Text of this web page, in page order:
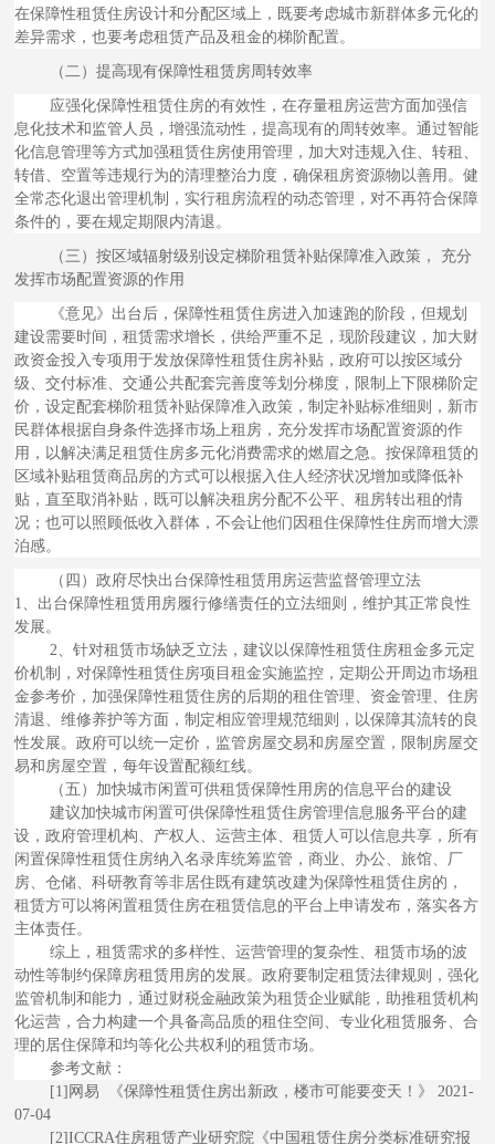
在保障性租赁住房设计和分配区域上，既要考虑城市新群体多元化的
差异需求，也要考虑租赁产品及租金的梯阶配置。
（二）提高现有保障性租赁房周转效率
应强化保障性租赁住房的有效性，在存量租房运营方面加强信
息化技术和监管人员，增强流动性，提高现有的周转效率。通过智能
化信息管理等方式加强租赁住房使用管理，加大对违规入住、转租、
转借、空置等违规行为的清理整治力度，确保租房资源物以善用。健
全常态化退出管理机制，实行租房流程的动态管理，对不再符合保障
条件的，要在规定期限内清退。
（三）按区域辐射级别设定梯阶租赁补贴保障准入政策， 充分
发挥市场配置资源的作用
《意见》出台后，保障性租赁住房进入加速跑的阶段，但规划
建设需要时间，租赁需求增长，供给严重不足，现阶段建议，加大财
政资金投入专项用于发放保障性租赁住房补贴，政府可以按区域分
级、交付标准、交通公共配套完善度等划分梯度，限制上下限梯阶定
价，设定配套梯阶租赁补贴保障准入政策，制定补贴标准细则，新市
民群体根据自身条件选择市场上租房，充分发挥市场配置资源的作
用，以解决满足租赁住房多元化消费需求的燃眉之急。按保障租赁的
区域补贴租赁商品房的方式可以根据入住人经济状况增加或降低补
贴，直至取消补贴，既可以解决租房分配不公平、租房转出租的情
况；也可以照顾低收入群体，不会让他们因租住保障性住房而增大漂
泊感。
（四）政府尽快出台保障性租赁用房运营监督管理立法
1、出台保障性租赁用房履行修缮责任的立法细则，维护其正常良性
发展。
2、针对租赁市场缺乏立法，建议以保障性租赁住房租金多元定
价机制，对保障性租赁住房项目租金实施监控，定期公开周边市场租
金参考价，加强保障性租赁住房的后期的租住管理、资金管理、住房
清退、维修养护等方面，制定相应管理规范细则，以保障其流转的良
性发展。政府可以统一定价，监管房屋交易和房屋空置，限制房屋交
易和房屋空置，每年设置配额红线。
（五）加快城市闲置可供租赁保障性用房的信息平台的建设
建议加快城市闲置可供保障性租赁住房管理信息服务平台的建
设，政府管理机构、产权人、运营主体、租赁人可以信息共享，所有
闲置保障性租赁住房纳入名录库统筹监管，商业、办公、旅馆、厂
房、仓储、科研教育等非居住既有建筑改建为保障性租赁住房的，
租赁方可以将闲置租赁住房在租赁信息的平台上申请发布，落实各方
主体责任。
综上，租赁需求的多样性、运营管理的复杂性、租赁市场的波
动性等制约保障房租赁用房的发展。政府要制定租赁法律规则，强化
监管机制和能力，通过财税金融政策为租赁企业赋能，助推租赁机构
化运营，合力构建一个具备高品质的租住空间、专业化租赁服务、合
理的居住保障和均等化公共权利的租赁市场。
参考文献：
[1]网易 《保障性租赁住房出新政，楼市可能要变天！》 2021-
07-04
[2]ICCRA住房租赁产业研究院《中国租赁住房分类标准研究报